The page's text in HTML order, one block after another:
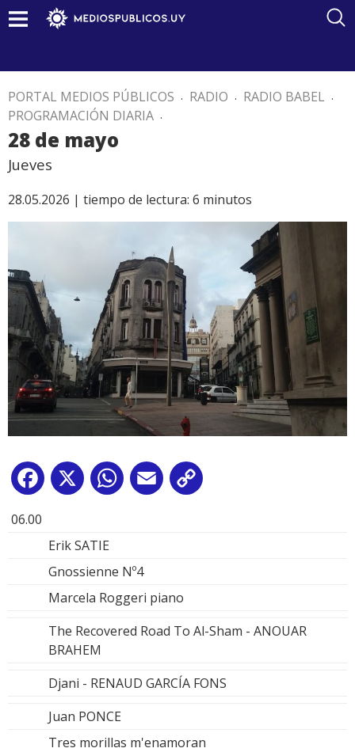
PORTAL MEDIOS PÚBLICOS . RADIO . RADIO BABEL .
PROGRAMACIÓN DIARIA .
28 de mayo
Jueves
28.05.2026 | tiempo de lectura: 6 minutos
Facebook
X WhatsApp
Email
06.00
Erik SATIE
Gnossienne Nº4
Marcela Roggeri piano
The Recovered Road To Al-Sham - ANOUAR
BRAHEM
Djani - RENAUD GARCÍA FONS
Juan PONCE
Tres morillas m'enamoran